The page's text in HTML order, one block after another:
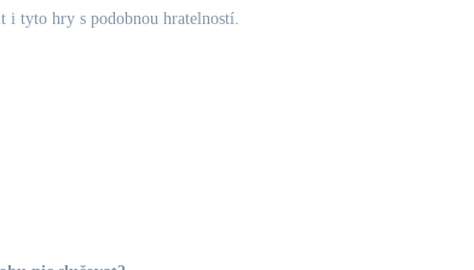
i tyto hry s podobnou hratelností.